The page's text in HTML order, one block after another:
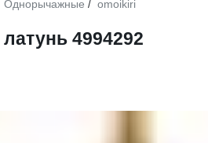
Однорычажные / omoikiri
4994292